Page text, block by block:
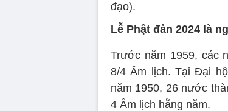
đạo).
Lễ Phật đản 2024 là
Trước năm 1959, các
8/4 Âm lịch. Tại Đại
năm 1950, 26 nước
4 Âm lịch hằng năm.